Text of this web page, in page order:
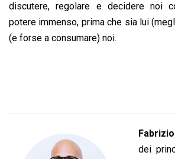
discutere, regolare e decidere noi
potere immenso, prima che sia lui
(e forse a consumare) noi.
dei